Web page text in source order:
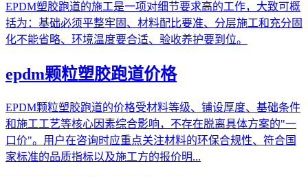
EPDM塑胶跑道的施工是一项对细节要求高的工作，大致可概
括为：基础必须平整牢固、材料配比要准、分层施工和充分固
化不能省略、环境温度要合适、验收养护要到位。
epdm颗粒塑胶跑道价格
EPDM颗粒塑胶跑道的价格受材料等级、铺设厚度、基础条件
和施工工艺等核心因素综合影响，不存在脱离具体方案的"一
口价"。用户在咨询时应重点关注材料的环保合规性、符合国
家标准的品质指标以及施工方的报价明...